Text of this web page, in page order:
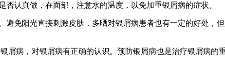
认真做，在面部，注意水的温度，以免加重银屑病的症状。
阳光直接刺激皮肤，多晒对银屑病患者也有一定的好处，
病，对银屑病有正确的认识。预防银屑病也是治疗银屑病的